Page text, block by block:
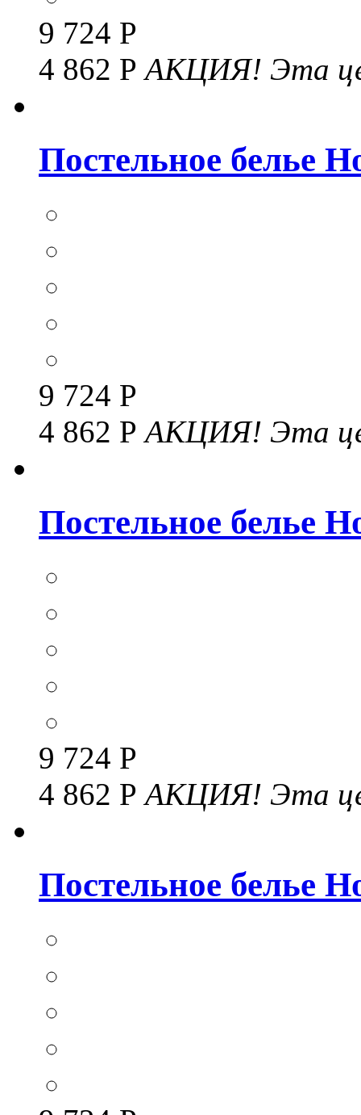
9 724 Р
4 862 РАКЦИЯ! Эта
Постельное белье
9 724 Р
4 862 РАКЦИЯ! Эта
Постельное белье
9 724 Р
4 862 РАКЦИЯ! Эта
Постельное белье